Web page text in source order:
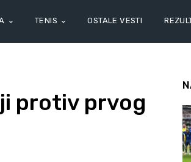
TENIS OSTALE VESTI
protiv prvog